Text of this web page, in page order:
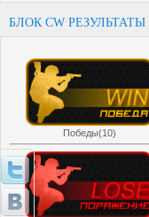
БЛОК CW РЕЗУЛЬТАТЫ
Победы(10)